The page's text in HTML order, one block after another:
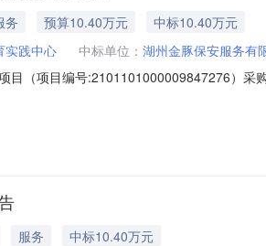
务 预算10.40万元
中标10.40万元
实践中心 中标单位： 湖州金豚保安服务有
目（项目编号:2101101000009847276）
:浙江省湖州市长兴县报价起止时间:-二、
服务
中标10.40万元